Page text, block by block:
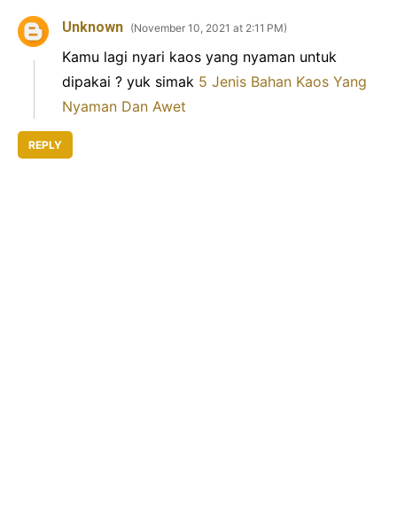
Unknown November 10, 2021 at 2:11 PM
Kamu lagi nyari kaos yang nyaman untuk
dipakai ? yuk simak 5 Jenis Bahan Kaos Yang
Nyaman Dan Awet
REPLY